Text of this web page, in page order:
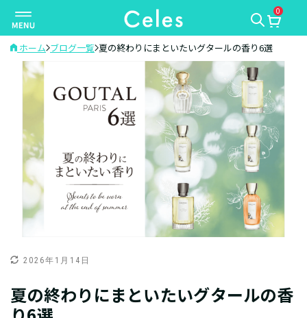
ナ
ビ
ゲ
0
ホーム ブログ一覧 夏の終わりにまといたいグタールの香り6選
2026年1月14日
夏の終わりにまといたいグタールの香